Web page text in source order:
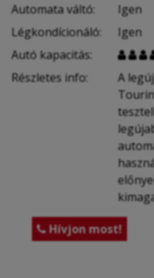
Automata váltó:
Igen
Légkondícionáló:
Igen
Autó kapacitás:
  
Részletes info:
A
 Hívjon most!